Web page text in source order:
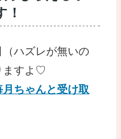
ハズレが無いの
ますよ♡
ちゃんと受け取